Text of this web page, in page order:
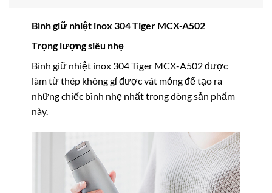
Bình giữ nhiệt inox 304 Tiger MCX-A502
Trọng lượng siêu nhẹ
Bình giữ nhiệt inox 304 Tiger MCX-A502 được
làm từ thép không gỉ được vát mỏng để tạo ra
những chiếc bình nhẹ nhất trong dòng sản phẩm
này.